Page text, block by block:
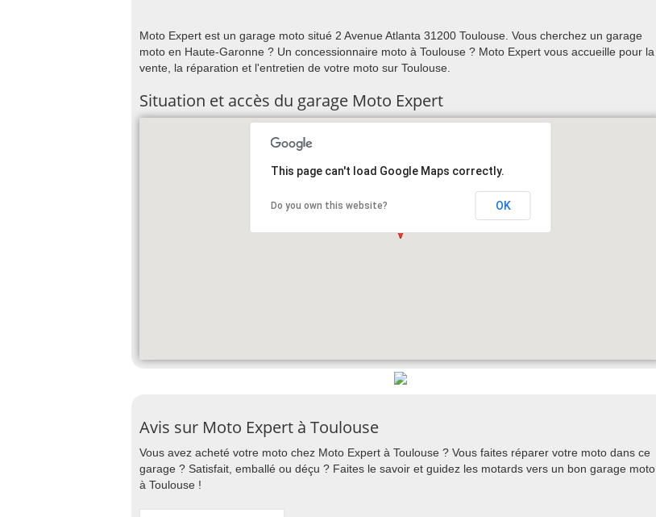
Moto Expert est un garage moto situé 2 Avenue Atlanta 31200 Toulouse. Vous cherchez un garage
moto en Haute-Garonne ? Un concessionnaire moto à Toulouse ? Moto Expert vous accueille pour la
vente, la réparation et l'entretien de votre moto sur Toulouse.
Situation et accès du garage Moto Expert
This page can't load Google Maps correctly.
Do you own this website? OK
Avis sur Moto Expert à Toulouse
Vous avez acheté votre moto chez Moto Expert à Toulouse ? Vous faites réparer votre moto dans ce
garage ? Satisfait, emballé ou déçu ? Faites le savoir et guidez les motards vers un bon garage moto
à Toulouse !